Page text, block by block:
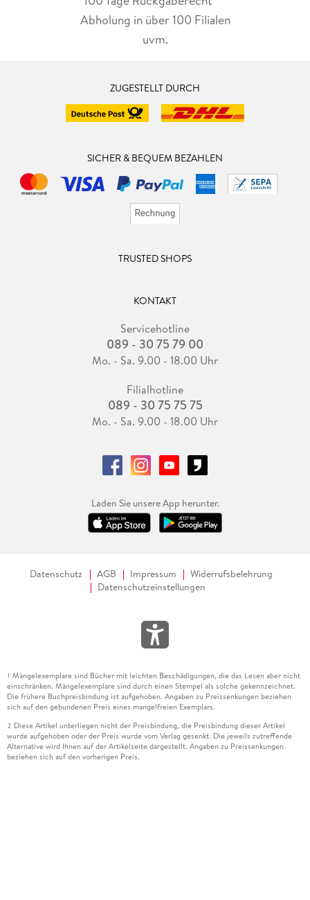
Abholung in über 100 Filialen
uvm.
ZUGESTELLT DURCH
SICHER & BEQUEM BEZAHLEN
TRUSTED SHOPS
KONTAKT
Servicehotline
089 - 30 75 79 00
Mo. - Sa. 9.00 - 18.00 Uhr
Filialhotline
089 - 30 75 75 75
Mo. - Sa. 9.00 - 18.00 Uhr
Laden Sie unsere App herunter.
Datenschutz AGB Impressum
Widerrufsbelehrung
Datenschutzeinstellungen
1 Mängelexemplare sind Bücher mit leichten Beschädigungen, die das Lesen aber nicht
einschränken. Mängelexemplare sind durch einen Stempel als solche gekennzeichnet.
Die frühere Buchpreisbindung ist aufgehoben. Angaben zu Preissenkungen beziehen
sich auf den gebundenen Preis eines mangelfreien Exemplars.
2 Diese Artikel unterliegen nicht der Preisbindung, die Preisbindung dieser Artikel
wurde aufgehoben oder der Preis wurde vom Verlag gesenkt. Die jeweils zutreffende
Alternative wird Ihnen auf der Artikelseite dargestellt. Angaben zu Preissenkungen
beziehen sich auf den vorherigen Preis.